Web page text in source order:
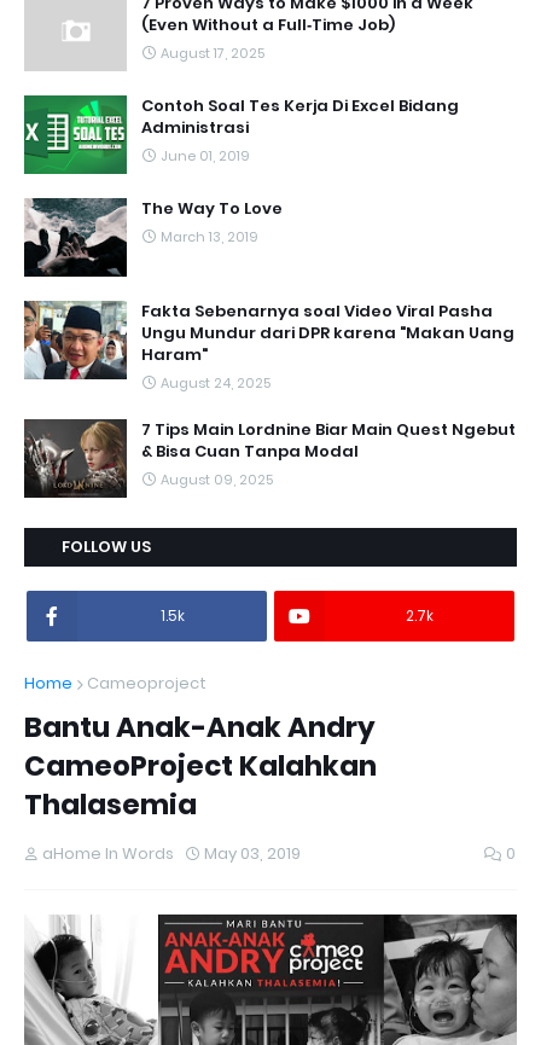
(Even Without a Full‑Time Job)
August 17, 2025
Contoh Soal Tes Kerja Di Excel Bidang
Administrasi
June 01, 2019
The Way To Love
March 13, 2019
Fakta Sebenarnya soal Video Viral Pasha
Ungu Mundur dari DPR karena "Makan Uang
Haram"
August 24, 2025
7 Tips Main Lordnine Biar Main Quest Ngebut
& Bisa Cuan Tanpa Modal
August 09, 2025
FOLLOW US
1.5k 2.7k
Home Cameoproject
Bantu Anak-Anak Andry
CameoProject Kalahkan
Thalasemia
aHome In Words May 03, 2019 0